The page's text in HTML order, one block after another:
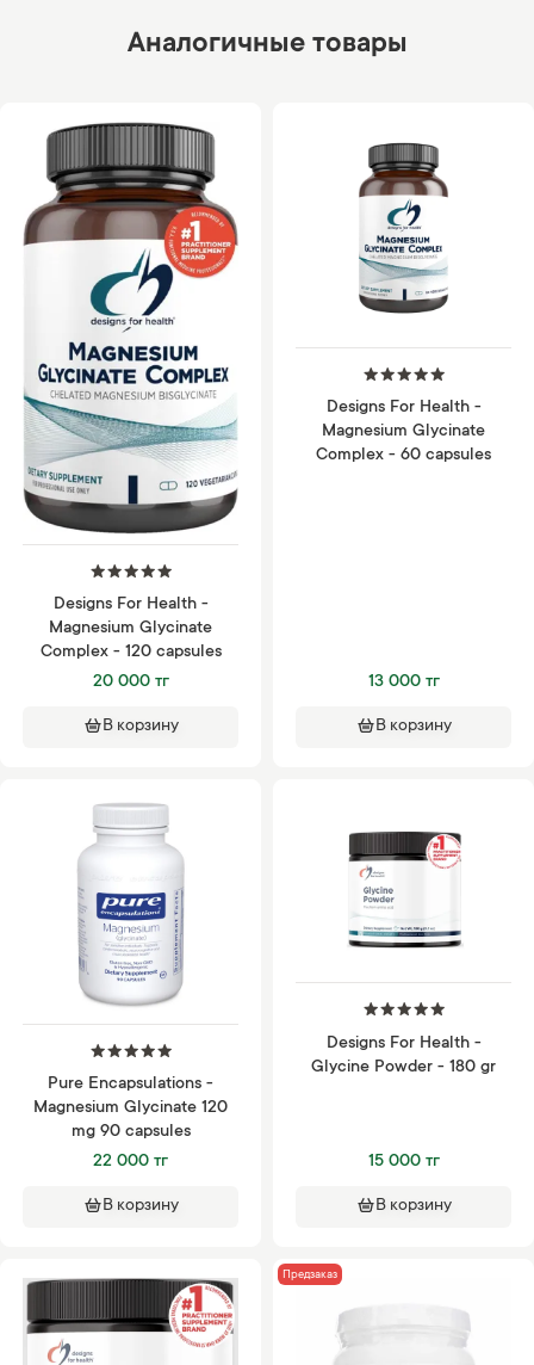
Аналогичные товары
Designs For Health -
Magnesium Glycinate
Complex - 120 capsules
20 000 тг
В корзину
Designs For Health -
Magnesium Glycinate
Complex - 60 capsules
13 000 тг
В корзину
Pure Encapsulations -
Magnesium Glycinate 120
mg 90 capsules
22 000 тг
В корзину
Designs For Health -
Glycine Powder - 180 gr
15 000 тг
В корзину
Предзаказ